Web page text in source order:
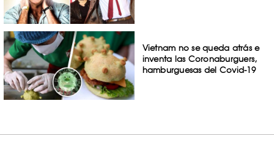
Vietnam no se queda atrás e
inventa las Coronaburguers,
hamburguesas del Covid-19